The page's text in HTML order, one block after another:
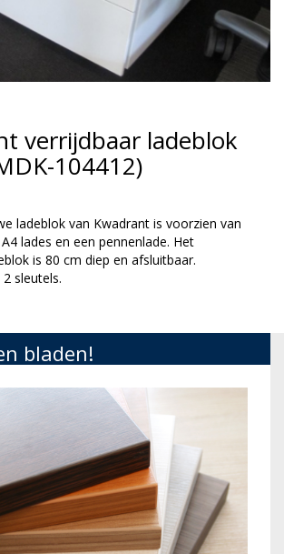
verrijdbaar ladeblok
104412)
ladeblok van Kwadrant is voorzien van
lades en een pennenlade. Het
is 80 cm diep en afsluitbaar.
sleutels.
bladen!